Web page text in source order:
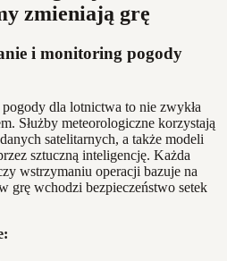
zmieniają grę
i monitoring pogody
dla lotnictwa to nie zwykła
Służby meteorologiczne korzystają
satelitarnych, a także modeli
sztuczną inteligencję. Każda
wstrzymaniu operacji bazuje na
grę wchodzi bezpieczeństwo setek